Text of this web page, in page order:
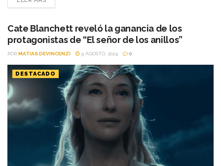
Ke Huy Quan y Ariana DeBose. La cinta, que mezcla humor y
Cate Blanchett reveló la ganancia de los
protagonistas de “El señor de los anillos”
POR MATIAS DEVINCENZI 9 AGOSTO, 2024 0
DESTACADO